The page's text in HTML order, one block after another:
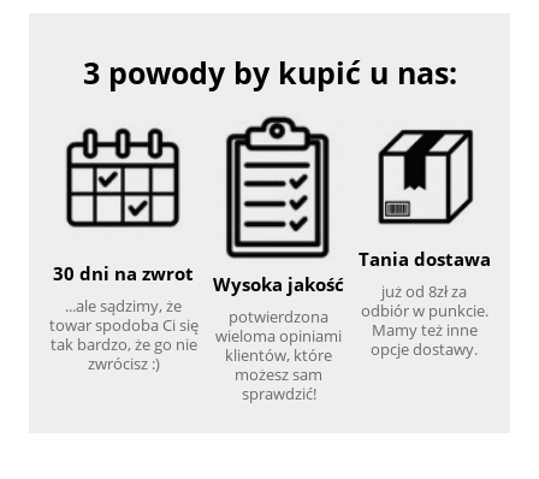
3 powody by kupić u nas:
30 dni na zwrot
...ale sądzimy, że
towar spodoba Ci się
tak bardzo, że go nie
zwrócisz :)
Wysoka jakość
potwierdzona
wieloma opiniami
klientów, które
możesz sam
sprawdzić!
Tania dostawa
już od 8zł za
odbiór w punkcie.
Mamy też inne
opcje dostawy.